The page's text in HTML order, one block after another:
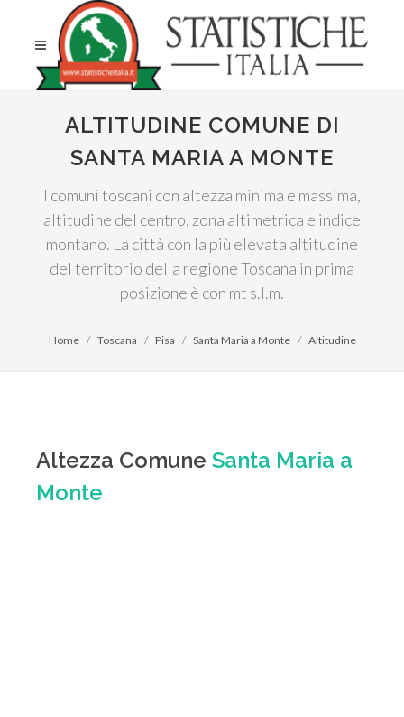
ALTITUDINE COMUNE DI
SANTA MARIA A MONTE
I comuni toscani con altezza minima e massima,
altitudine del centro, zona altimetrica e indice
montano. La città con la più elevata altitudine
del territorio della regione Toscana in prima
posizione è con mt s.l.m.
Home Toscana Pisa Santa Maria a Monte Altitudine
Altezza Comune Santa Maria a
Monte